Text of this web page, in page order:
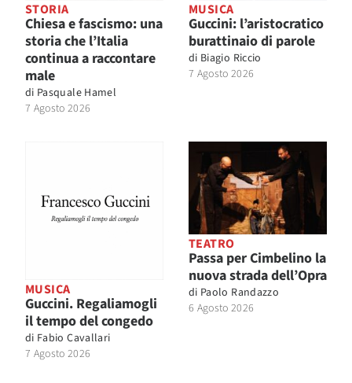
STORIA
Chiesa e fascismo: una
storia che l’Italia
continua a raccontare
male
di Pasquale Hamel
7 Agosto 2026
MUSICA
Guccini: l’aristocratico
burattinaio di parole
di Biagio Riccio
7 Agosto 2026
MUSICA
Guccini. Regaliamogli
il tempo del congedo
di Fabio Cavallari
7 Agosto 2026
TEATRO
Passa per Cimbelino la
nuova strada dell’Opra
di Paolo Randazzo
6 Agosto 2026